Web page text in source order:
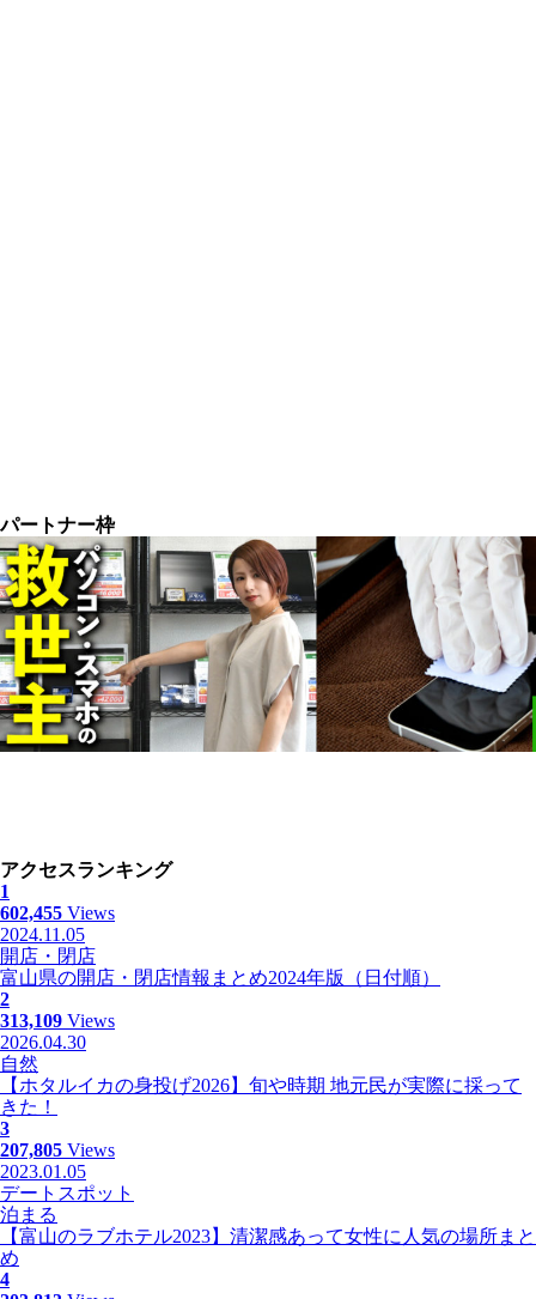
パートナー枠
アクセスランキング
1
602,455 Views
2024.11.05
開店・閉店
富山県の開店・閉店情報まとめ2024年版（日付順）
2
313,109 Views
2026.04.30
自然
【ホタルイカの身投げ2026】旬や時期 地元民が実際に採って
きた！
3
207,805 Views
2023.01.05
デートスポット
泊まる
【富山のラブホテル2023】清潔感あって女性に人気の場所まと
め
4